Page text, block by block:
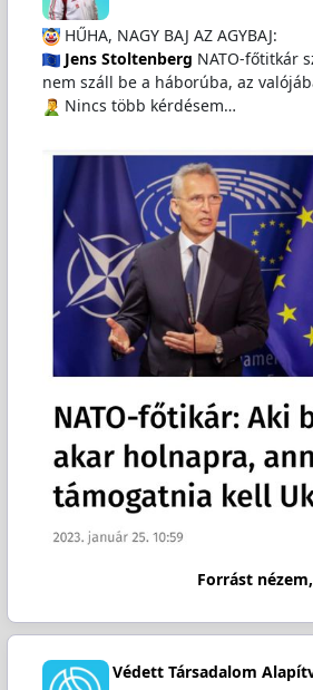
HŰHA, NAGY BAJ AZ AGYBAJ:
Jens Stoltenberg NATO-főtitkár
nem száll be a háborúba, az
️ Nincs több kérdésem…
Forrást
Védett Társadalom